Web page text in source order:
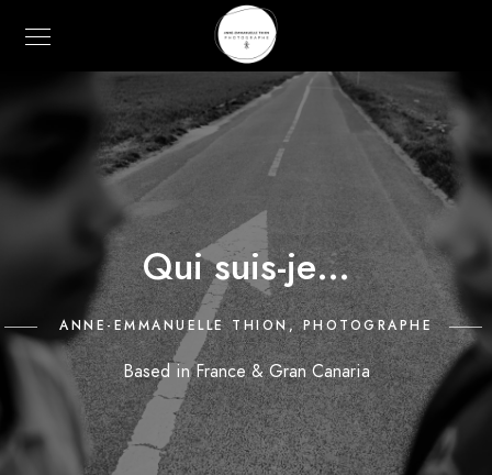
Qui suis-je…
ANNE-EMMANUELLE THION, PHOTOGRAPHE
Based in France & Gran Canaria